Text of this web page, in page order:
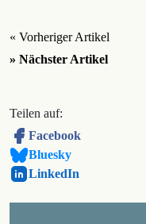
« Vorheriger Artikel
» Nächster Artikel
Teilen auf:
Facebook
Bluesky
LinkedIn